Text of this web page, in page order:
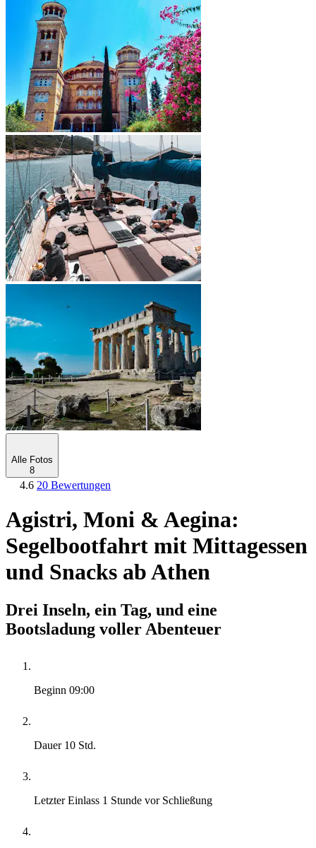
Alle Fotos
8
4.6 20 Bewertungen
Agistri, Moni & Aegina:
Segelbootfahrt mit Mittagessen
und Snacks ab Athen
Drei Inseln, ein Tag, und eine
Bootsladung voller Abenteuer
Beginn 09:00
Dauer 10 Std.
Letzter Einlass 1 Stunde vor Schließung